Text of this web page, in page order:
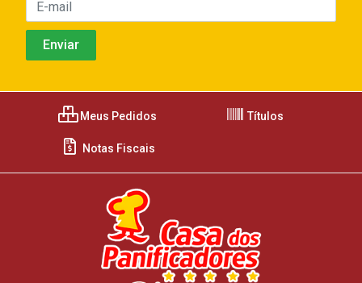
Meus Pedidos Títulos
Notas Fiscais